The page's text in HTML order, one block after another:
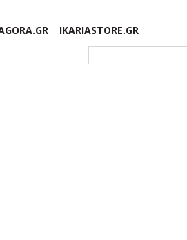
IKARIASTORE.GR